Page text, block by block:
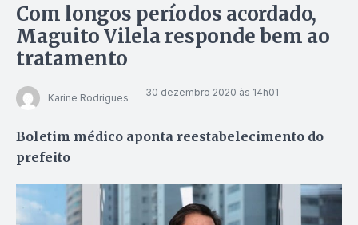
Com longos períodos acordado,
Maguito Vilela responde bem ao
tratamento
Karine Rodrigues 30 dezembro 2020 às 14h01
Boletim médico aponta reestabelecimento do
prefeito